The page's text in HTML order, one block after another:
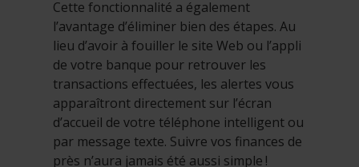
Cette fonctionnalité a également
l’avantage d’éliminer bien des étapes. Au
lieu d’avoir à fouiller le site Web ou l’appli
de votre banque pour retrouver les
transactions effectuées, les alertes vous
apparaîtront directement sur l’écran
d’accueil de votre téléphone intelligent ou
par message texte. Suivre vos finances de
près n’aura jamais été aussi simple !